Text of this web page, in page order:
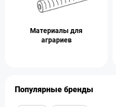
Материалы для
аграриев
Популярные бренды